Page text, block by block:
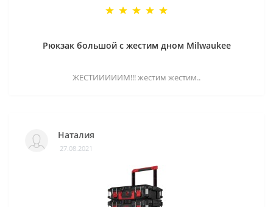
Рюкзак большой с жестим дном Milwaukee
ЖЕСТИИИИИМ!!! жестим жестим..
Наталия
27.08.2021